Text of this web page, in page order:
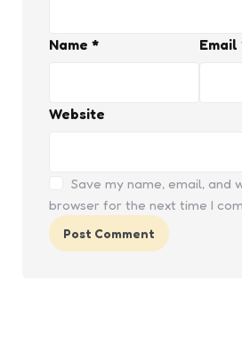
Name * Email
Website
Save my name, email, and
browser for the next time I